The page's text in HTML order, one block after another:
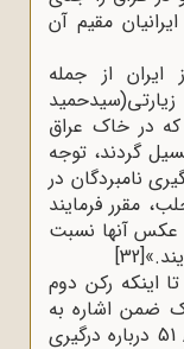
مقیم آن
از جمله
در خاک عراق
گردند، توجه
نامبردگان در
مقرر فرمایند
عکس آنها نسبت
[32]
اینکه رکن دوم
ضمن اشاره به
گزارش روزنامه کیهان به تاریخ 18 / 2 / 51 درباره درگیری